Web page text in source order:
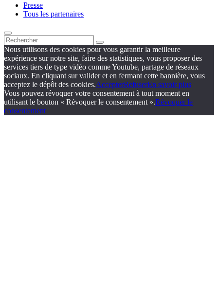
Presse
Tous les partenaires
Nous utilisons des cookies pour vous garantir la meilleure
expérience sur notre site, faire des statistiques, vous proposer des
services tiers de type vidéo comme Youtube, partage de réseaux
sociaux. En cliquant sur valider et en fermant cette bannière, vous
acceptez le dépôt des cookies.AccepterRefuserEn savoir plus
Vous pouvez révoquer votre consentement à tout moment en
utilisant le bouton « Révoquer le consentement ».Révoquer le
consentement